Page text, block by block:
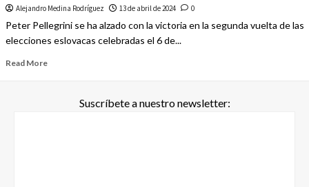
Alejandro Medina Rodríguez 13 de abril de 2024 0
Peter Pellegrini se ha alzado con la victoria en la segunda vuelta de las
elecciones eslovacas celebradas el 6 de...
Read More
Suscríbete a nuestro newsletter: